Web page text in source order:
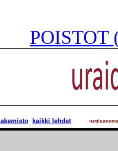
POISTOT
kaikki lehdet